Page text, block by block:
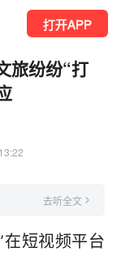
打开APP
旅纷纷“打
去听全文
在短视频平台